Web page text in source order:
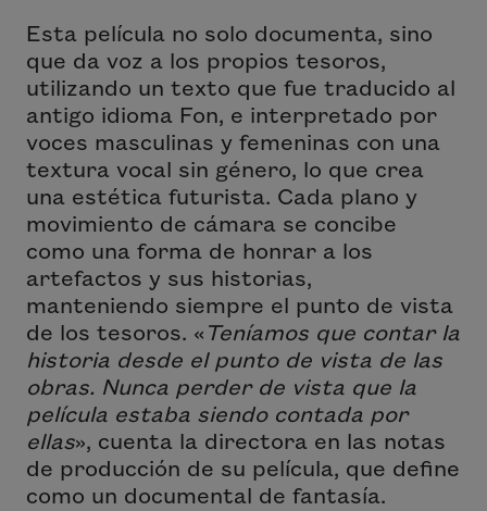
Esta película no solo documenta, sino
que da voz a los propios tesoros,
utilizando un texto que fue traducido al
antigo idioma Fon, e interpretado por
voces masculinas y femeninas con una
textura vocal sin género, lo que crea
una estética futurista. Cada plano y
movimiento de cámara se concibe
como una forma de honrar a los
artefactos y sus historias,
manteniendo siempre el punto de vista
de los tesoros. «Teníamos que contar la
historia desde el punto de vista de las
obras. Nunca perder de vista que la
película estaba siendo contada por
ellas», cuenta la directora en las notas
de producción de su película, que define
como un documental de fantasía.